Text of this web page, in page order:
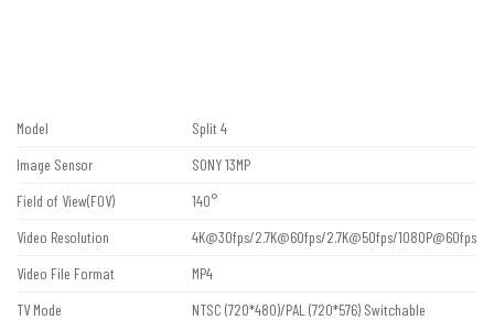
Model
Split 4
Image Sensor
SONY 13MP
Field of View(FOV)
140°
Video Resolution
4K@30fps/2.7K@60fps/2.7K@50fps/1080P@60fps
Video File Format
MP4
TV Mode
NTSC (720*480)/PAL (720*576) Switchable